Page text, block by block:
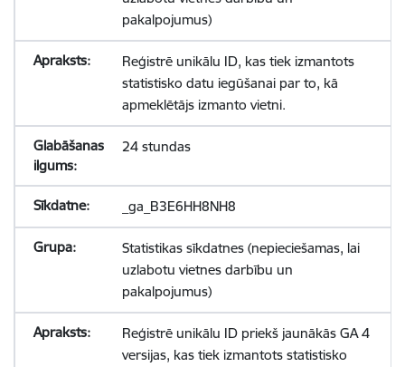
pakalpojumus)
Reģistrē unikālu ID, kas tiek izmantots
statistisko datu iegūšanai par to, kā
apmeklētājs izmanto vietni.
24 stundas
_ga_B3E6HH8NH8
Statistikas sīkdatnes (nepieciešamas, lai
uzlabotu vietnes darbību un
pakalpojumus)
Reģistrē unikālu ID priekš jaunākās GA 4
versijas, kas tiek izmantots statistisko